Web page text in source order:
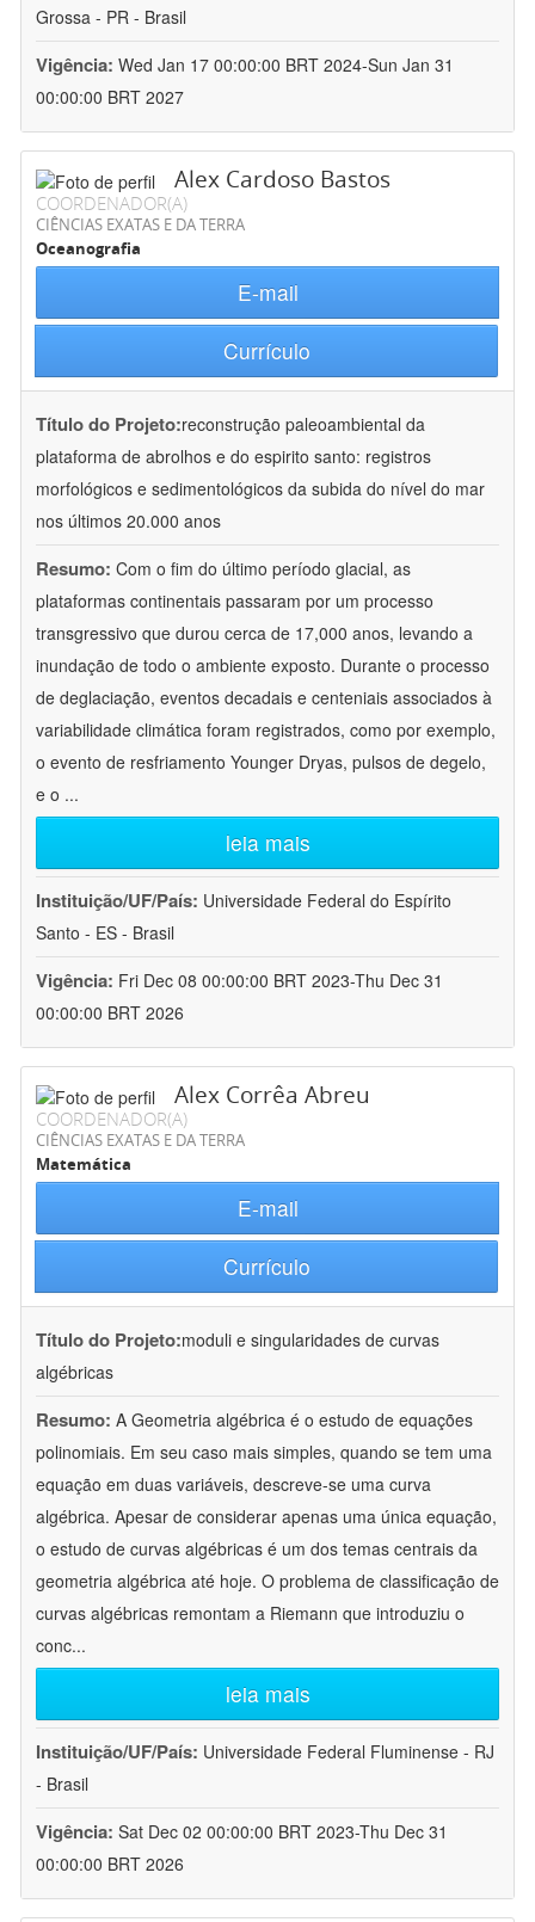
Grossa - PR - Brasil
Vigência: Wed Jan 17 00:00:00 BRT 2024-Sun Jan 31
00:00:00 BRT 2027
Alex Cardoso Bastos
COORDENADOR(A)
CIÊNCIAS EXATAS E DA TERRA
Oceanografia
E-mail
Currículo
Título do Projeto:reconstrução paleoambiental da
plataforma de abrolhos e do espirito santo: registros
morfológicos e sedimentológicos da subida do nível do mar
nos últimos 20.000 anos
Resumo: Com o fim do último período glacial, as
plataformas continentais passaram por um processo
transgressivo que durou cerca de 17,000 anos, levando a
inundação de todo o ambiente exposto. Durante o processo
de deglaciação, eventos decadais e centeniais associados à
variabilidade climática foram registrados, como por exemplo,
o evento de resfriamento Younger Dryas, pulsos de degelo,
e o ...
leia mais
Instituição/UF/País: Universidade Federal do Espírito
Santo - ES - Brasil
Vigência: Fri Dec 08 00:00:00 BRT 2023-Thu Dec 31
00:00:00 BRT 2026
Alex Corrêa Abreu
COORDENADOR(A)
CIÊNCIAS EXATAS E DA TERRA
Matemática
E-mail
Currículo
Título do Projeto:moduli e singularidades de curvas
algébricas
Resumo: A Geometria algébrica é o estudo de equações
polinomiais. Em seu caso mais simples, quando se tem uma
equação em duas variáveis, descreve-se uma curva
algébrica. Apesar de considerar apenas uma única equação,
o estudo de curvas algébricas é um dos temas centrais da
geometria algébrica até hoje. O problema de classificação de
curvas algébricas remontam a Riemann que introduziu o
conc...
leia mais
Instituição/UF/País: Universidade Federal Fluminense - RJ
- Brasil
Vigência: Sat Dec 02 00:00:00 BRT 2023-Thu Dec 31
00:00:00 BRT 2026